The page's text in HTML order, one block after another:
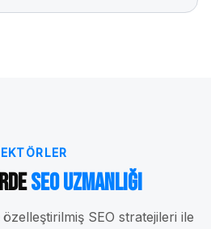
SEO Uzmanlığı
SEO stratejileri ile